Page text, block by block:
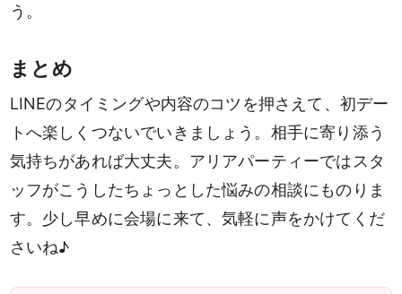
う。
まとめ
LINEのタイミングや内容のコツを押さえて、初デー
トへ楽しくつないでいきましょう。相手に寄り添う
気持ちがあれば大丈夫。アリアパーティーではスタ
ッフがこうしたちょっとした悩みの相談にものりま
す。少し早めに会場に来て、気軽に声をかけてくだ
さいね♪